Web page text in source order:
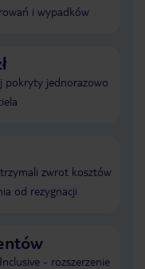
i wypadków
pokryty jednorazowo
zwrot kosztów
od rezygnacji
- rozszerzenie